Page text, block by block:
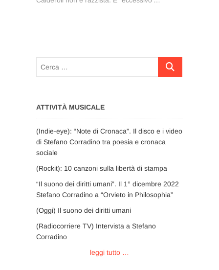
Cerca
ATTIVITÀ MUSICALE
(Indie-eye): “Note di Cronaca”. Il disco e i video
di Stefano Corradino tra poesia e cronaca
sociale
(Rockit): 10 canzoni sulla libertà di stampa
“Il suono dei diritti umani”. Il 1° dicembre 2022
Stefano Corradino a “Orvieto in Philosophia”
(Oggi) Il suono dei diritti umani
(Radiocorriere TV) Intervista a Stefano
Corradino
leggi tutto …